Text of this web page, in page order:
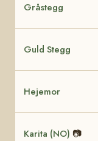
Gråstegg
Guld Stegg
Hejemor
Karita (NO) 📷